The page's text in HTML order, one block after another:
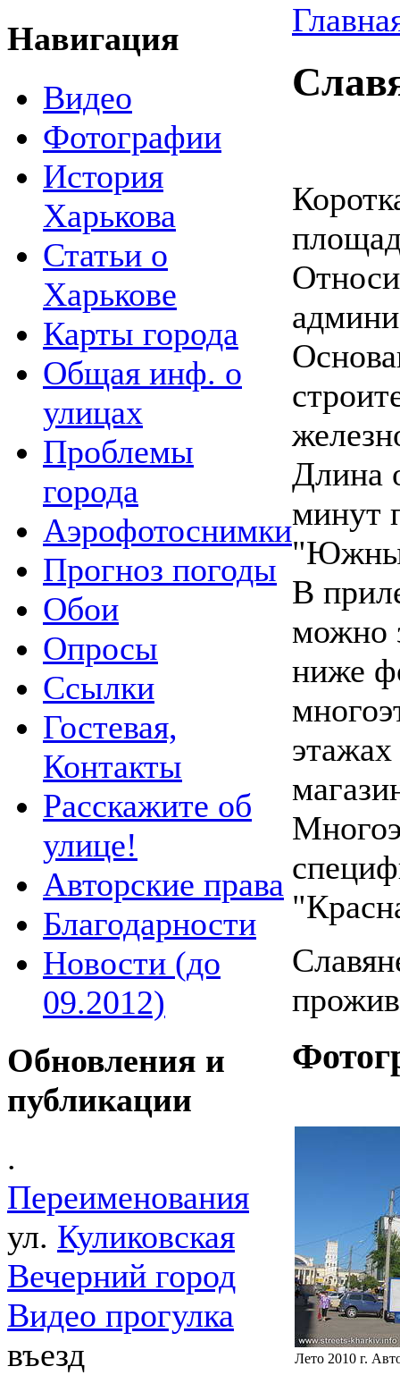
Навигация
Видео
Фотографии
История
Харькова
Статьи о
Харькове
Карты города
Общая инф. о
улицах
Проблемы
города
Аэрофотоснимки
Прогноз погоды
Обои
Опросы
Ссылки
Гостевая,
Контакты
Расскажите об
улице!
Авторские права
Благодарности
Новости (до
09.2012)
Обновления и
публикации
.
Переименования
ул. Куликовская
Вечерний город
Видео прогулка
въезд
Длина
минут
В
можно
ниже
Лето 2010 г.